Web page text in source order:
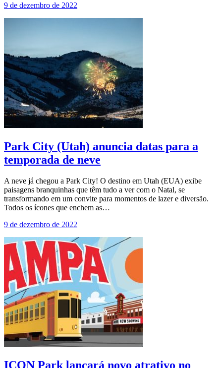
9 de dezembro de 2022
Park City (Utah) anuncia datas para a
temporada de neve
A neve já chegou a Park City! O destino em Utah (EUA) exibe
paisagens branquinhas que têm tudo a ver com o Natal, se
transformando em um convite para momentos de lazer e diversão.
Todos os ícones que enchem as…
9 de dezembro de 2022
ICON Park lançará novo atrativo no